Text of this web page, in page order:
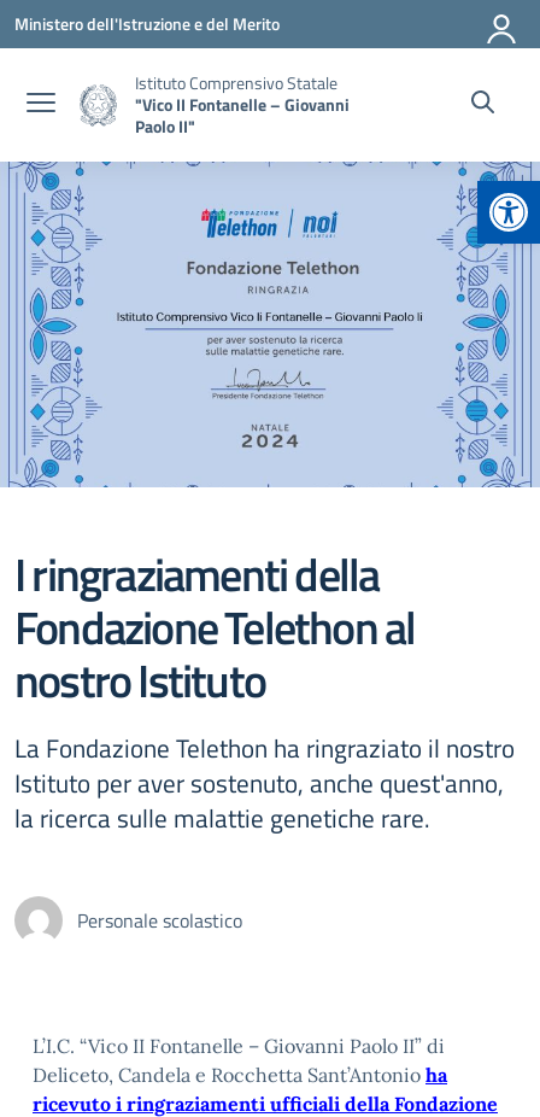
Vai ai contenuti
Vai al menu di navigazione
Vai al footer
Ministero dell'Istruzione e del Merito
Istituto Comprensivo Statale
"Vico II Fontanelle – Giovanni
Paolo II"
I ringraziamenti della
Fondazione Telethon al
nostro Istituto
La Fondazione Telethon ha ringraziato il nostro
Istituto per aver sostenuto, anche quest'anno,
la ricerca sulle malattie genetiche rare.
Personale scolastico
L’I.C. “Vico II Fontanelle – Giovanni Paolo II” di
Deliceto, Candela e Rocchetta Sant’Antonio ha
ricevuto i ringraziamenti ufficiali della Fondazione